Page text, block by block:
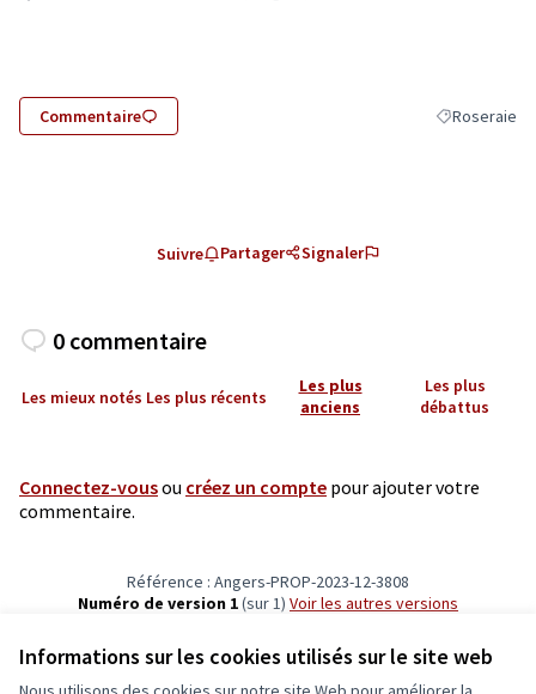
Informations sur les cookies utilisés sur le site web
Commentaire Filtrer les
Roseraie
Suivre Partager Signaler
0 commentaire
Les mieux notés Les plus récents
Les plus
anciens
Les plus
débattus
Connectez-vousou créez un compte pour ajouter votre
commentaire.
Référence : Angers-PROP-2023-12-3808
Numéro de version 1(sur 1)
voir les autres versions